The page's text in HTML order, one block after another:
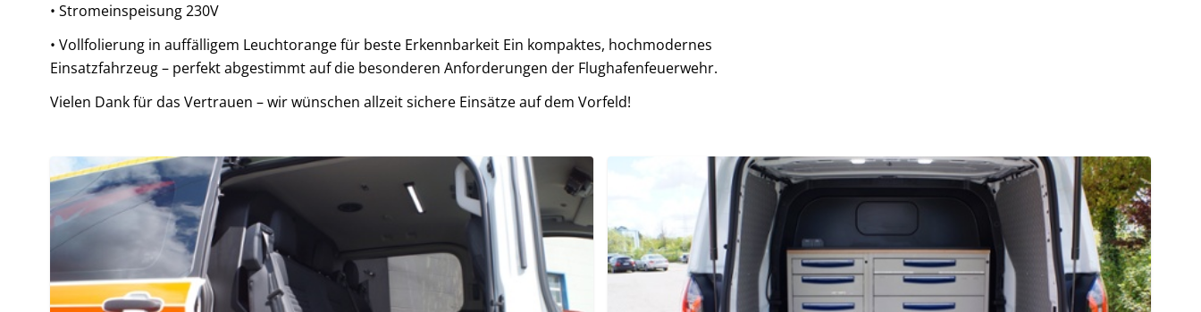
• Stromeinspeisung 230V
• Vollfolierung in auffälligem Leuchtorange für beste Erkennbarkeit Ein kompaktes, hochmodernes
Einsatzfahrzeug – perfekt abgestimmt auf die besonderen Anforderungen der Flughafenfeuerwehr.
Vielen Dank für das Vertrauen – wir wünschen allzeit sichere Einsätze auf dem Vorfeld!